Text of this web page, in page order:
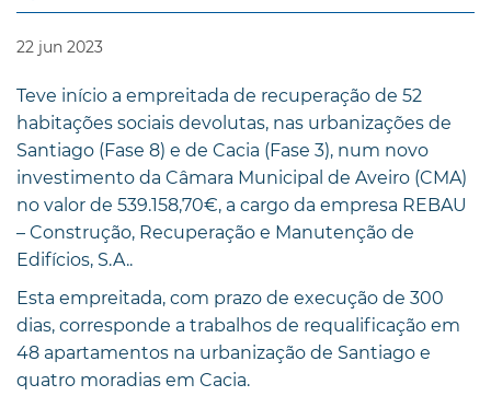
22 jun 2023
Teve início a empreitada de recuperação de 52
habitações sociais devolutas, nas urbanizações de
Santiago (Fase 8) e de Cacia (Fase 3), num novo
investimento da Câmara Municipal de Aveiro (CMA)
no valor de 539.158,70€, a cargo da empresa REBAU
– Construção, Recuperação e Manutenção de
Edifícios, S.A..
Esta empreitada, com prazo de execução de 300
dias, corresponde a trabalhos de requalificação em
48 apartamentos na urbanização de Santiago e
quatro moradias em Cacia.